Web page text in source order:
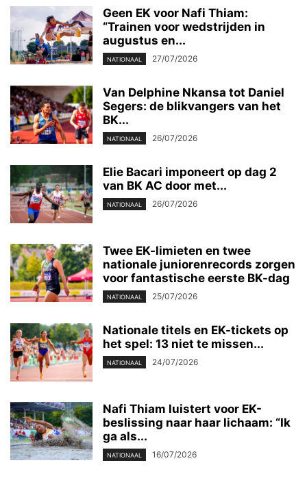
Geen EK voor Nafi Thiam:
“Trainen voor wedstrijden in
augustus en...
NATIONAAL 27/07/2026
Van Delphine Nkansa tot Daniel
Segers: de blikvangers van het
BK...
NATIONAAL 26/07/2026
Elie Bacari imponeert op dag 2
van BK AC door met...
NATIONAAL 26/07/2026
Twee EK-limieten en twee
nationale juniorenrecords zorgen
voor fantastische eerste BK-dag
NATIONAAL 25/07/2026
Nationale titels en EK-tickets op
het spel: 13 niet te missen...
NATIONAAL 24/07/2026
Nafi Thiam luistert voor EK-
beslissing naar haar lichaam: “Ik
ga als...
NATIONAAL 16/07/2026